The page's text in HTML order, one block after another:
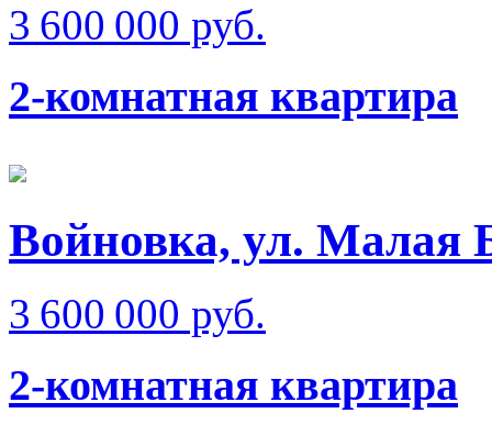
3 600 000 руб.
2-комнатная квартира
Войновка, ул. Малая
3 600 000 руб.
2-комнатная квартира